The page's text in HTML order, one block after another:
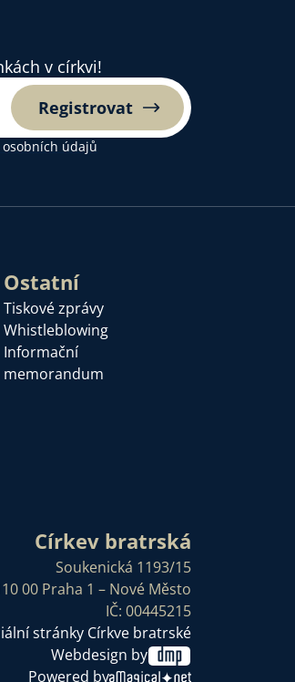
v církvi!
Registrovat
údajů
Ostatní
Tiskové zprávy
Whistleblowing
Informační
memorandum
Církev bratrská
Soukenická 1193/15
00 Praha 1 – Nové Město
IČ: 00445215
stránky Církve bratrské
Webdesign by
Powered by